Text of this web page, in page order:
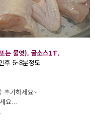
는 물엿). 굴소스1T.
후 6~8분정도
가하세요~
요...